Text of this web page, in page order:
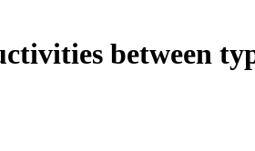
between